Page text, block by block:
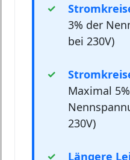
3% der
bei 230V)
Maximal
230V)
Längere